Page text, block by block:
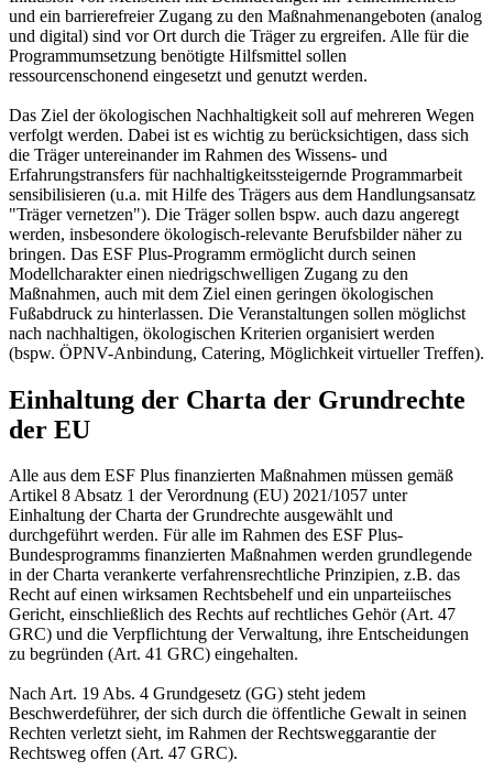
und ein barrierefreier Zugang zu den Maßnahmenangeboten (analog
und digital) sind vor Ort durch die Träger zu ergreifen. Alle für die
Programmumsetzung benötigte Hilfsmittel sollen
ressourcenschonend eingesetzt und genutzt werden.
Das Ziel der ökologischen Nachhaltigkeit soll auf mehreren Wegen
verfolgt werden. Dabei ist es wichtig zu berücksichtigen, dass sich
die Träger untereinander im Rahmen des Wissens- und
Erfahrungstransfers für nachhaltigkeitssteigernde Programmarbeit
sensibilisieren (u.a. mit Hilfe des Trägers aus dem Handlungsansatz
"Träger vernetzen"). Die Träger sollen bspw. auch dazu angeregt
werden, insbesondere ökologisch-relevante Berufsbilder näher zu
bringen. Das ESF Plus-Programm ermöglicht durch seinen
Modellcharakter einen niedrigschwelligen Zugang zu den
Maßnahmen, auch mit dem Ziel einen geringen ökologischen
Fußabdruck zu hinterlassen. Die Veranstaltungen sollen möglichst
nach nachhaltigen, ökologischen Kriterien organisiert werden
(bspw. ÖPNV-Anbindung, Catering, Möglichkeit virtueller Treffen).
Einhaltung der Charta der Grundrechte
der EU
Alle aus dem ESF Plus finanzierten Maßnahmen müssen gemäß
Artikel 8 Absatz 1 der Verordnung (EU) 2021/1057 unter
Einhaltung der Charta der Grundrechte ausgewählt und
durchgeführt werden. Für alle im Rahmen des ESF Plus-
Bundesprogramms finanzierten Maßnahmen werden grundlegende
in der Charta verankerte verfahrensrechtliche Prinzipien, z.B. das
Recht auf einen wirksamen Rechtsbehelf und ein unparteiisches
Gericht, einschließlich des Rechts auf rechtliches Gehör (Art. 47
GRC) und die Verpflichtung der Verwaltung, ihre Entscheidungen
zu begründen (Art. 41 GRC) eingehalten.
Nach Art. 19 Abs. 4 Grundgesetz (GG) steht jedem
Beschwerdeführer, der sich durch die öffentliche Gewalt in seinen
Rechten verletzt sieht, im Rahmen der Rechtsweggarantie der
Rechtsweg offen (Art. 47 GRC).